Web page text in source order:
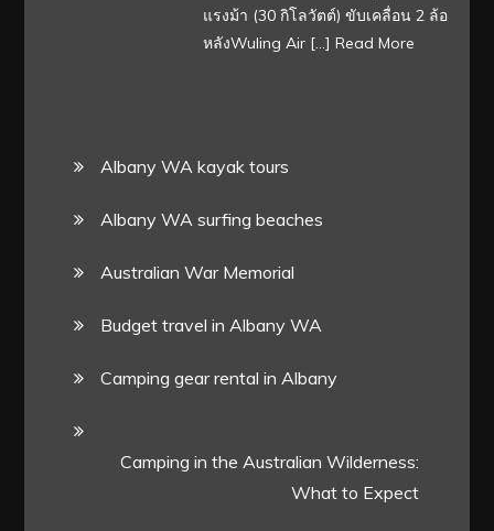
แรงม้า (30 กิโลวัตต์) ขับเคลื่อน 2 ล้อ
หลัง​Wuling Air […] Read More
Albany WA kayak tours
Albany WA surfing beaches
Australian War Memorial
Budget travel in Albany WA
Camping gear rental in Albany
Camping in the Australian Wilderness:
What to Expect